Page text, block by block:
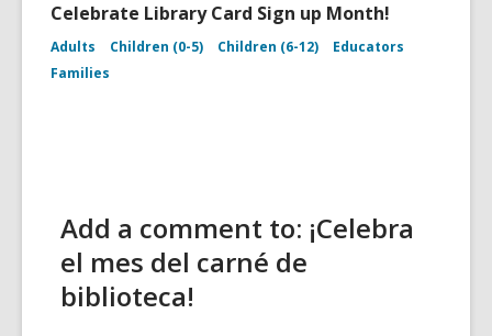
Celebrate Library Card Sign up Month!
Adults Children (0-5) Children (6-12)
Educators
Families
Add a comment to: ¡Celebra
el mes del carné de
biblioteca!